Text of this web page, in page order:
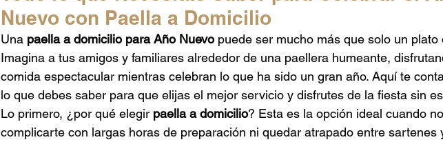
Nuevo con Paella a Domicilio
Una paella a domicilio para Año Nuevo puede ser mucho más que solo un plato
Imagina a tus amigos y familiares alrededor de una paellera humeante,
comida espectacular mientras celebran lo que ha sido un gran año. Aquí te
lo que debes saber para que elijas el mejor servicio y disfrutes de la fiesta sin
Lo primero, ¿por qué elegir paella a domicilio? Esta es la opción ideal cuando
complicarte con largas horas de preparación ni quedar atrapado entre sartenes